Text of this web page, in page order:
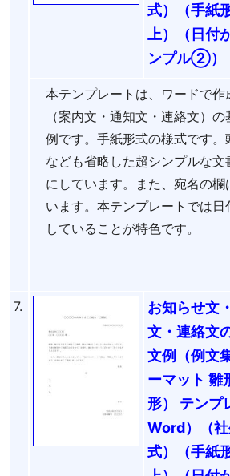
式）（手紙
上）（日付
ンプル②）
本テンプレートは、ワードで作
（案内文・通知文・連絡文）
例です。手紙形式の様式です
なども省略した超シンプルな文
にしています。また、宛名の欄
います。本テンプレートでは日
していることが特色です。
7.
お知らせ文
文・連絡文
文例（例文
ーマット 雛
形） テンプ
Word）（
式）（手紙